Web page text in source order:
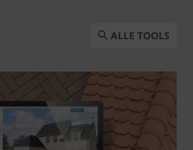
ALLE TOOLS